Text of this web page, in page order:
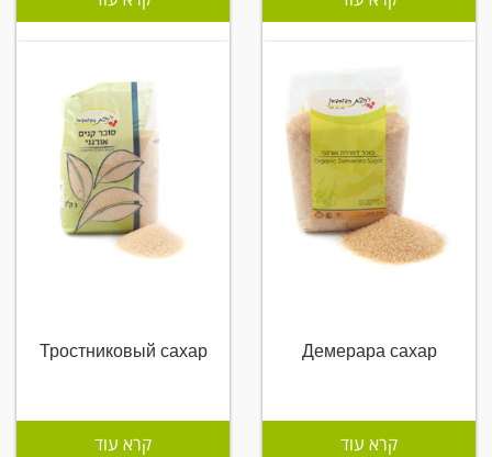
Демерара сахар
קרא עוד
Тростниковый сахар
קרא עוד